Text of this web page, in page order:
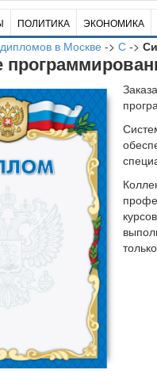
ПОЛИТИКА ЭКОНОМИКА
в Москве -> С ->